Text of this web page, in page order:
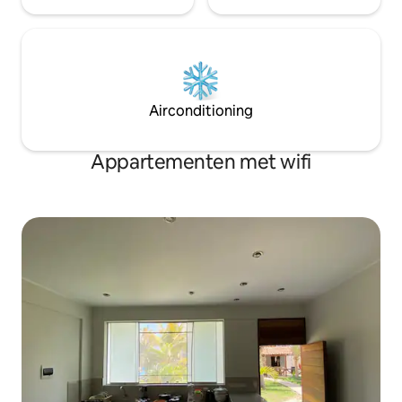
Airconditioning
Appartementen met wifi